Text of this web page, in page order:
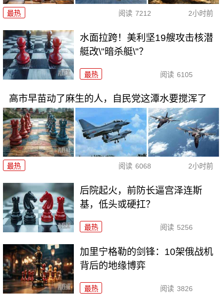
最热 阅读 7212 2小时前
水面拉跨！美利坚19艘攻击核潜
艇改\"暗杀艇\"？
最热 阅读 6105
高市早苗动了麻生的人，自民党这潭水要搅浑了
最热 阅读 6068 2小时前
后院起火，前防长逼宫泽连斯
基，低头或硬扛？
最热 阅读 5256
加里宁格勒的剑锋：10架俄战机
背后的地缘博弈
最热 阅读 3826